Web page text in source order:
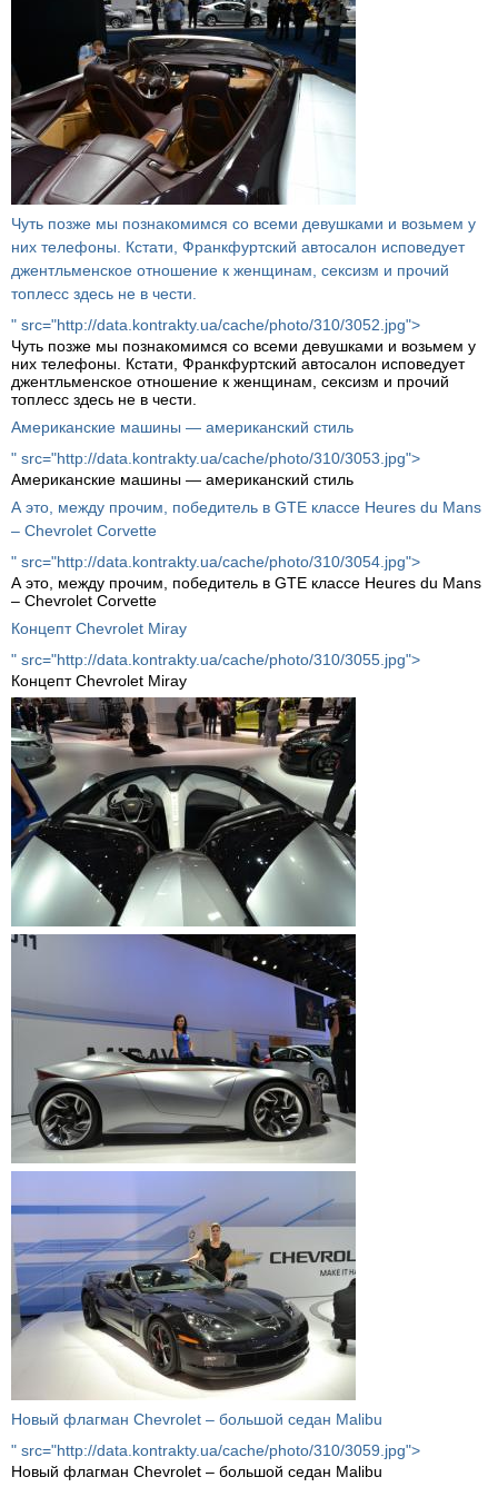
Чуть позже мы познакомимся со всеми девушками и возьмем у
них телефоны. Кстати, Франкфуртский автосалон исповедует
джентльменское отношение к женщинам, сексизм и прочий
топлесс здесь не в чести.
" src="http://data.kontrakty.ua/cache/photo/310/3052.jpg">
Чуть позже мы познакомимся со всеми девушками и возьмем у
них телефоны. Кстати, Франкфуртский автосалон исповедует
джентльменское отношение к женщинам, сексизм и прочий
топлесс здесь не в чести.
Американские машины — американский стиль
" src="http://data.kontrakty.ua/cache/photo/310/3053.jpg">
Американские машины — американский стиль
А это, между прочим, победитель в GTE классе Heures du Mans
– Chevrolet Corvette
" src="http://data.kontrakty.ua/cache/photo/310/3054.jpg">
А это, между прочим, победитель в GTE классе Heures du Mans
– Chevrolet Corvette
Концепт Chevrolet Miray
" src="http://data.kontrakty.ua/cache/photo/310/3055.jpg">
Концепт Chevrolet Miray
Новый флагман Chevrolet – большой седан Malibu
" src="http://data.kontrakty.ua/cache/photo/310/3059.jpg">
Новый флагман Chevrolet – большой седан Malibu